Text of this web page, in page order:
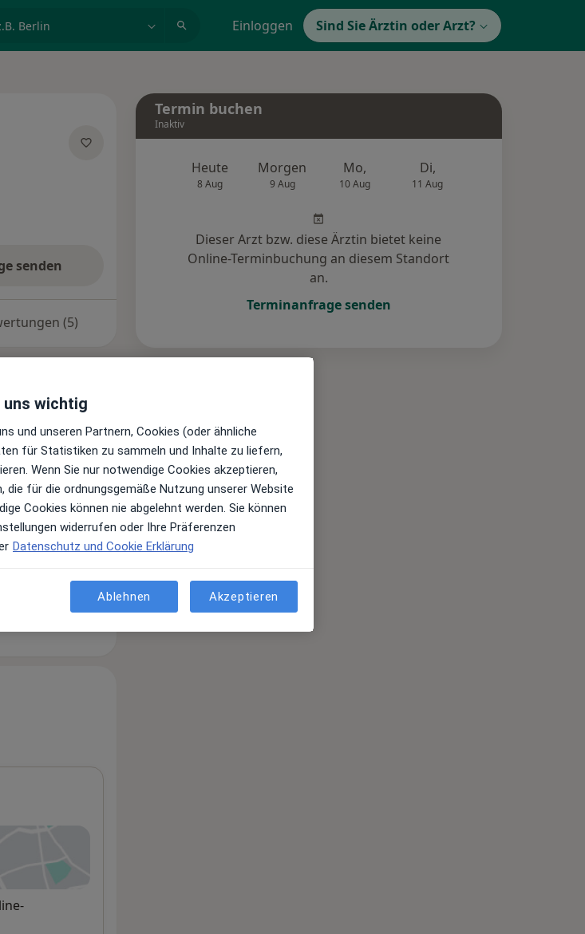
Einloggen Sind Sie Ärztin oder Arzt?
senden
(5)
Termin buchen
Inaktiv
Heute
8 Aug
Morgen
9 Aug
Mo,
10 Aug
Di,
11 Aug
Dieser Arzt bzw. diese Ärztin bietet keine
Online-Terminbuchung an diesem Standort
an.
Terminanfrage senden
uns wichtig
und unseren Partnern, Cookies (oder ähnliche
für Statistiken zu sammeln und Inhalte zu liefern,
Wenn Sie nur notwendige Cookies akzeptieren,
die für die ordnungsgemäße Nutzung unserer Website
Cookies können nie abgelehnt werden. Sie können
widerrufen oder Ihre Präferenzen
Datenschutz und Cookie Erklärung
Ablehnen Akzeptieren